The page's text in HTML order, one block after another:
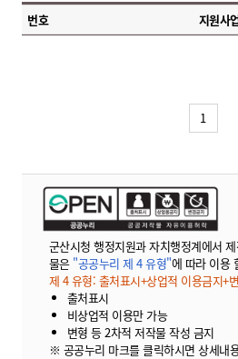
번호 지원사
1
군산시청 행정지원과 자치행정계에서
물은 "공공누리 제 4 유형"에 따라 이용
제 4 유형: 출처표시+상업적 이용금지+
출처표시
비상업적 이용만 가능
변형 등 2차적 저작물 작성 금지
※ 공공누리 마크를 클릭하시면 상세내